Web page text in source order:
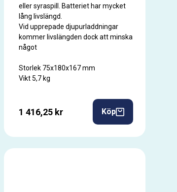
eller syraspill. Batteriet har mycket
lång livslängd.
Vid upprepade djupurladdningar
kommer livslängden dock att minska
något
Storlek 75x180x167 mm
Vikt 5,7 kg
1 416,25 kr Köp